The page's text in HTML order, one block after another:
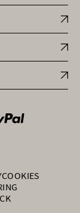
COOKIES